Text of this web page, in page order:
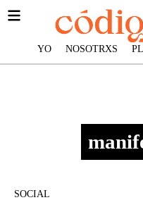
YO NOSOTRXS
SOCIAL